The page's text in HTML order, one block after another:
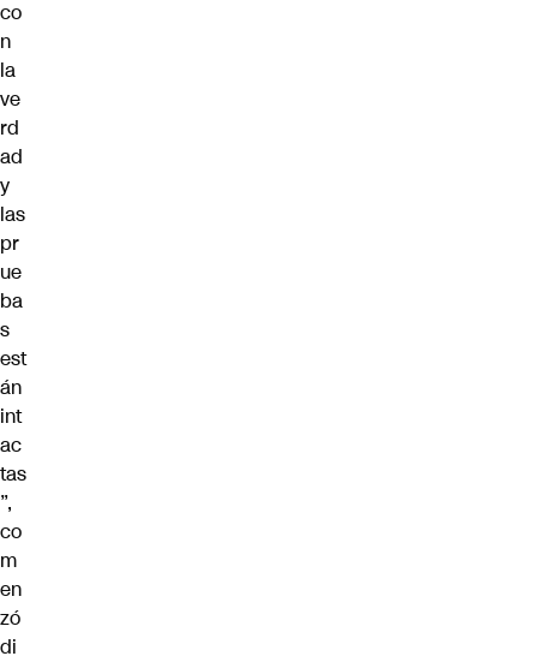
co
n
la
ve
rd
ad
y
las
pr
ue
ba
s
est
án
int
ac
tas
”,
co
m
en
zó
di